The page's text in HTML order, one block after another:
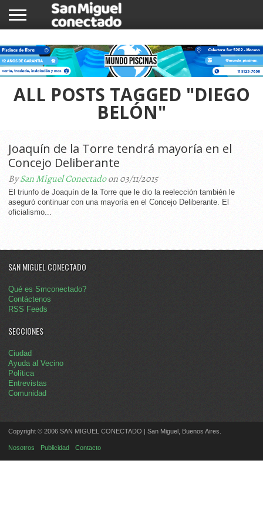
NOTICIAS
COMUNIDAD
COMERCIOS
ALL POSTS TAGGED "DIEGO
BELÓN"
Joaquín de la Torre tendrá mayoría en el
Concejo Deliberante
BySan Miguel Conectadoon 03/11/2015
El triunfo de Joaquín de la Torre que le dio la reelección también le
aseguró continuar con una mayoría en el Concejo Deliberante. El
oficialismo...
SAN MIGUEL CONECTADO
Qué es Smconectado?
Contáctenos
RSS Feeds
SECCIONES
Ciudad
Ayuda al Vecino
Política
Entrevistas
Comunidad
Copyright © 2006 SAN MIGUEL CONECTADO | San Miguel, Buenos Aires.
Nosotros Publicidad Contacto